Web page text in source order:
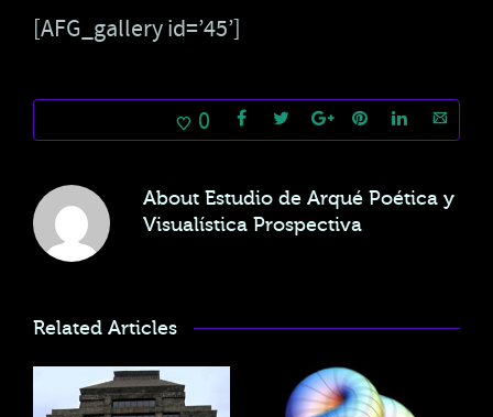
[AFG_gallery id=’45’]
0
About Estudio de Arqué Poética y
Visualística Prospectiva
Related Articles